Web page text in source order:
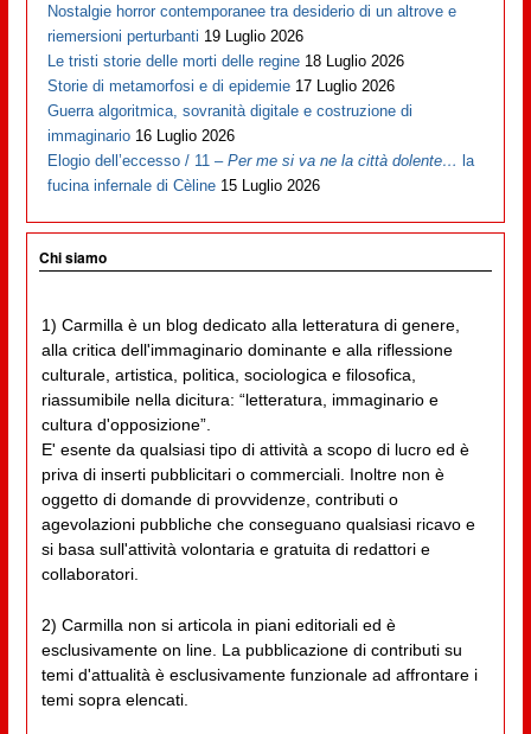
Nostalgie horror contemporanee tra desiderio di un altrove e
riemersioni perturbanti 19 Luglio 2026
Le tristi storie delle morti delle regine 18 Luglio 2026
Storie di metamorfosi e di epidemie 17 Luglio 2026
Guerra algoritmica, sovranità digitale e costruzione di
immaginario 16 Luglio 2026
Elogio dell’eccesso / 11 –Per me si va ne la città dolente… la
fucina infernale di Cèline 15 Luglio 2026
Chi siamo
1) Carmilla è un blog dedicato alla letteratura di genere,
alla critica dell'immaginario dominante e alla riflessione
culturale, artistica, politica, sociologica e filosofica,
riassumibile nella dicitura: “letteratura, immaginario e
cultura d'opposizione”.
E' esente da qualsiasi tipo di attività a scopo di lucro ed è
priva di inserti pubblicitari o commerciali. Inoltre non è
oggetto di domande di provvidenze, contributi o
agevolazioni pubbliche che conseguano qualsiasi ricavo e
si basa sull'attività volontaria e gratuita di redattori e
collaboratori.
2) Carmilla non si articola in piani editoriali ed è
esclusivamente on line. La pubblicazione di contributi su
temi d'attualità è esclusivamente funzionale ad affrontare i
temi sopra elencati.